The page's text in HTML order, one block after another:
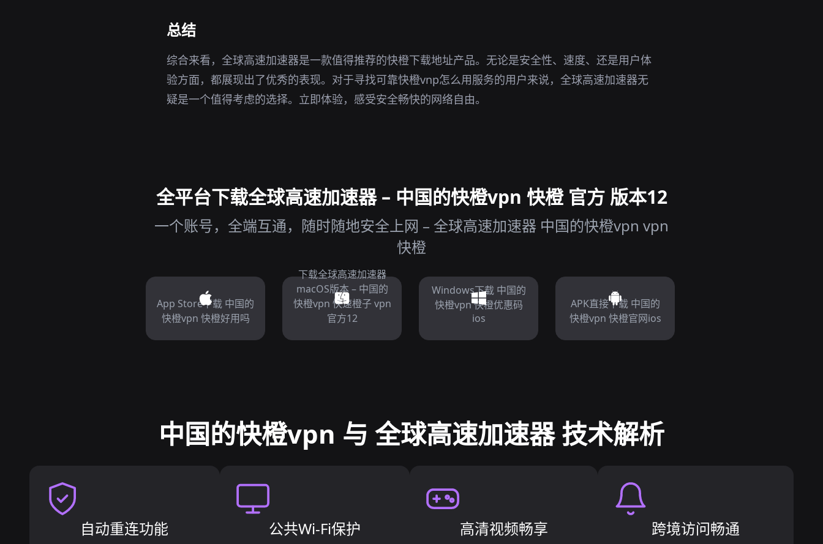
总结
综合来看，全球高速加速器是一款值得推荐的快橙下载地址产品。无论是安全性、速度、还是用户体
验方面，都展现出了优秀的表现。对于寻找可靠快橙vnp怎么用服务的用户来说，全球高速加速器无
疑是一个值得考虑的选择。立即体验，感受安全畅快的网络自由。
全平台下载全球高速加速器 – 中国的快橙vpn 快橙 官方 版本12
一个账号，全端互通，随时随地安全上网 – 全球高速加速器 中国的快橙vpn vpn
快橙
App Store下载 中国的
快橙vpn 快橙好用吗
下载全球高速加速器
macOS版本 – 中国的
快橙vpn 快速橙子 vpn
官方12
Windows下载 中国的
快橙vpn 快橙优惠码
ios
APK直接下载 中国的
快橙vpn 快橙官网ios
中国的快橙vpn 与 全球高速加速器 技术解析
自动重连功能 公共Wi-Fi保护 高清视频畅享 跨境访问畅通